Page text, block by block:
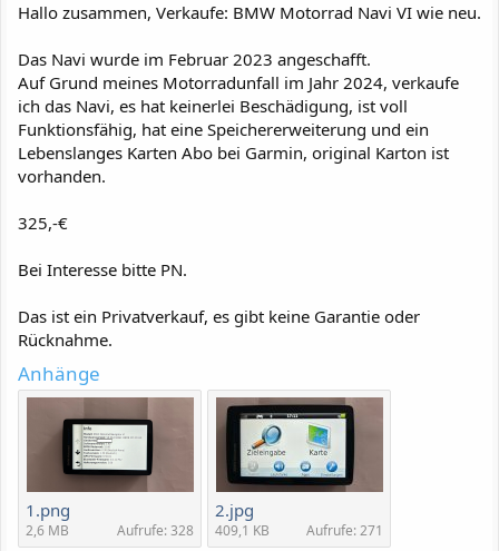
Hallo zusammen, Verkaufe: BMW Motorrad Navi VI wie neu.
Das Navi wurde im Februar 2023 angeschafft.
Auf Grund meines Motorradunfall im Jahr 2024, verkaufe
ich das Navi, es hat keinerlei Beschädigung, ist voll
Funktionsfähig, hat eine Speichererweiterung und ein
Lebenslanges Karten Abo bei Garmin, original Karton ist
vorhanden.
325,-€
Bei Interesse bitte PN.
Das ist ein Privatverkauf, es gibt keine Garantie oder
Rücknahme.
Anhänge
1.png
2,6 MB Aufrufe: 328
2.jpg
409,1 KB Aufrufe: 271